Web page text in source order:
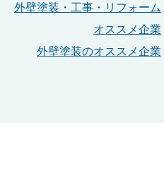
外壁塗装・工事・リフォーム
オススメ企業
外壁塗装のオススメ企業